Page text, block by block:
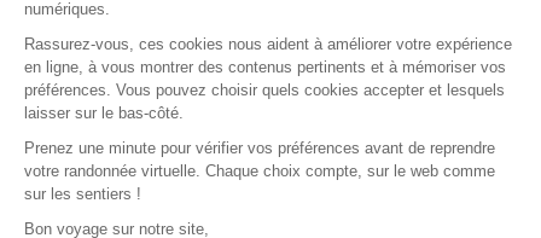
Protection des données
Politique de confidentialité
numériques.
Rassurez-vous, ces cookies nous aident à améliorer votre expérience
en ligne, à vous montrer des contenus pertinents et à mémoriser vos
préférences. Vous pouvez choisir quels cookies accepter et lesquels
laisser sur le bas-côté.
Prenez une minute pour vérifier vos préférences avant de reprendre
votre randonnée virtuelle. Chaque choix compte, sur le web comme
sur les sentiers !
Bon voyage sur notre site,